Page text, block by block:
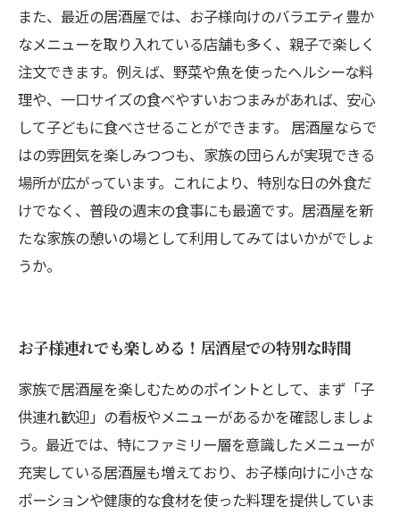
また、最近の居酒屋では、お子様向けのバラエティ豊か
なメニューを取り入れている店舗も多く、親子で楽しく
注文できます。例えば、野菜や魚を使ったヘルシーな料
理や、一口サイズの食べやすいおつまみがあれば、安心
して子どもに食べさせることができます。 居酒屋ならで
はの雰囲気を楽しみつつも、家族の団らんが実現できる
場所が広がっています。これにより、特別な日の外食だ
けでなく、普段の週末の食事にも最適です。居酒屋を新
たな家族の憩いの場として利用してみてはいかがでしょ
うか。
お子様連れでも楽しめる！居酒屋での特別な時間
家族で居酒屋を楽しむためのポイントとして、まず「子
供連れ歓迎」の看板やメニューがあるかを確認しましょ
う。最近では、特にファミリー層を意識したメニューが
充実している居酒屋も増えており、お子様向けに小さな
ポーションや健康的な食材を使った料理を提供していま